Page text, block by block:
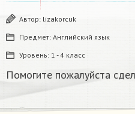
Автор: lizakorcuk
Предмет: Английский язык
Уровень: 1 - 4 класс
Помогите пожалуйста